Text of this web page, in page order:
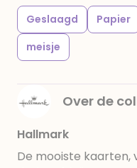
Geslaagd Papier
meisje
Over de
Hallmark
De mooiste kaarten,